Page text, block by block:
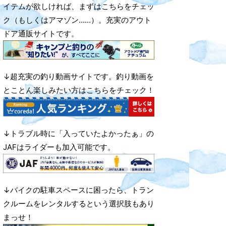
イテムが欲しければ、まずはこちらをチェッ
ク（もしくはアマゾン……）。充実のアウト
ドア通販サイトです。
↓超充実の釣り動画サイトです。釣り動画を
とことん楽しみたい方はこちらをチェック！
↓トラブル時に「入っていたよかったぁ」の
JAFはライダーも加入可能です。
↓バイクの駐車スペースに困ったら、トラン
クルームをレンタルするという選択肢もあり
まっせ！